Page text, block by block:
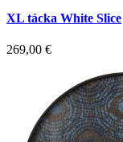
XL tácka White Slice
269,00 €